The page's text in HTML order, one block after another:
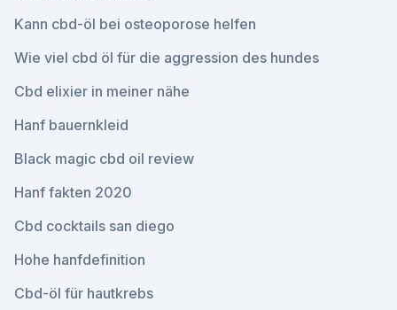
Kann cbd-öl bei osteoporose helfen
Wie viel cbd öl für die aggression des hundes
Cbd elixier in meiner nähe
Hanf bauernkleid
Black magic cbd oil review
Hanf fakten 2020
Cbd cocktails san diego
Hohe hanfdefinition
Cbd-öl für hautkrebs